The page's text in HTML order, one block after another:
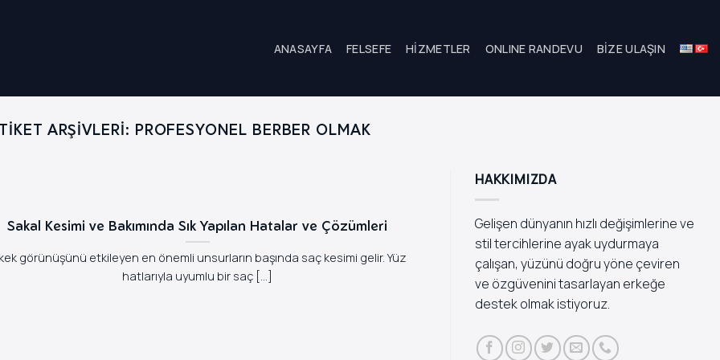
ANASAYFA FELSEFE HIZMETLER ONLINE RANDEVU BIZE ULAŞIN
ARŞIVLERI: PROFESYONEL BERBER OLMAK
Sakal Kesimi ve Bakımında Sık Yapılan Hatalar ve Çözümleri
görünüşünü etkileyen en önemli unsurların başında saç kesimi gelir. Yüz
hatlarıyla uyumlu bir saç [...]
HAKKIMIZDA
Gelişen dünyanın hızlı değişimlerine ve
stil tercihlerine ayak uydurmaya
çalışan, yüzünü doğru yöne çeviren
ve özgüvenini tasarlayan erkeğe
destek olmak istiyoruz.